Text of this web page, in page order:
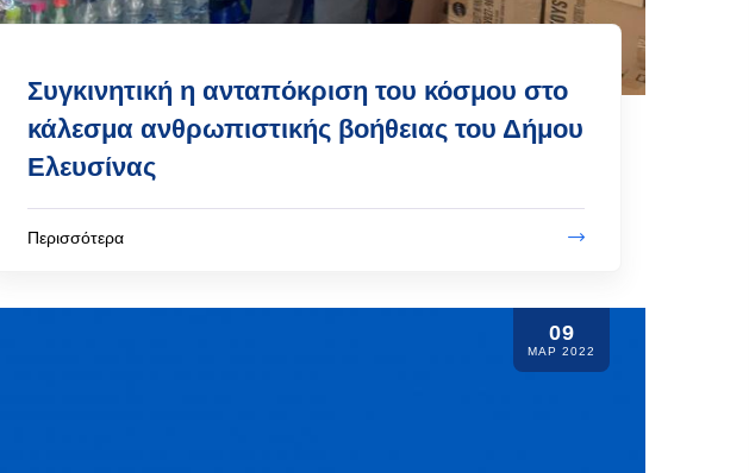
Συγκινητική η ανταπόκριση του κόσμου στο
κάλεσμα ανθρωπιστικής βοήθειας του Δήμου
Ελευσίνας
Περισσότερα
09
ΜΑΡ 2022